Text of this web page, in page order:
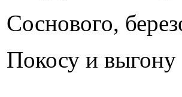
Соснового,
Покосу и